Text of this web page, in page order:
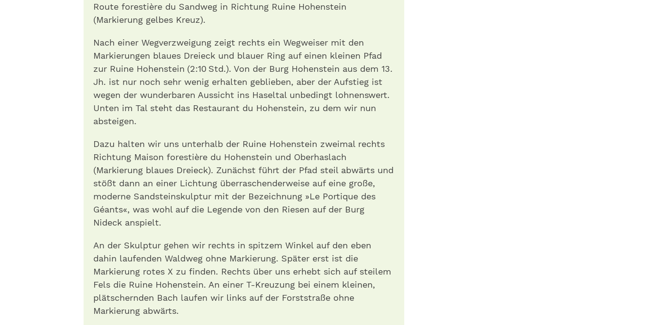
Route forestière du Sandweg in Richtung Ruine Hohenstein
(Markierung gelbes Kreuz).
Nach einer Wegverzweigung zeigt rechts ein Wegweiser mit den
Markierungen blaues Dreieck und blauer Ring auf einen kleinen Pfad
zur Ruine Hohenstein (2:10 Std.). Von der Burg Hohenstein aus dem 13.
Jh. ist nur noch sehr wenig erhalten geblieben, aber der Aufstieg ist
wegen der wunderbaren Aussicht ins Haseltal unbedingt lohnenswert.
Unten im Tal steht das Restaurant du Hohenstein, zu dem wir nun
absteigen.
Dazu halten wir uns unterhalb der Ruine Hohenstein zweimal rechts
Richtung Maison forestière du Hohenstein und Oberhaslach
(Markierung blaues Dreieck). Zunächst führt der Pfad steil abwärts und
stößt dann an einer Lichtung überraschenderweise auf eine große,
moderne Sandstein­skulptur mit der Bezeichnung »Le Portique des
Géants«, was wohl auf die Legende von den Riesen auf der Burg
Nideck anspielt.
An der Skulptur gehen wir rechts in spitzem Winkel auf den eben
dahin laufenden Waldweg ohne Markierung. Später erst ist die
Markierung rotes X zu finden. Rechts über uns erhebt sich auf steilem
Fels die Ruine Hohenstein. An einer T-Kreuzung bei einem kleinen,
plätschernden Bach laufen wir links auf der Forststraße ohne
Markierung abwärts.